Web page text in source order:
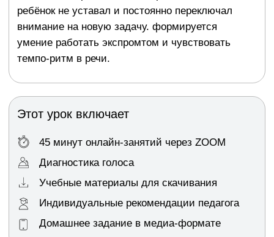
Чему вы научитесь
Диагностика голоса
Учебные материалы для скачивания
Индивидуальные рекомендации педагога
Изучаем телевизионную
и радиожурналистику, технику речи, актерское
основы видеоблогинга и создание подкастов.
Творческие домашние задания в аудио и
мотивируют детей создавать авторский
контент и не бояться говорить.
Задать вопрос